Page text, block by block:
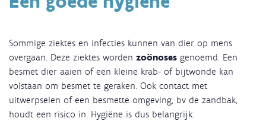
Sommige ziektes en infecties kunnen van dier op mens
overgaan. Deze ziektes worden zoönoses genoemd. Een
besmet dier aaien of een kleine krab- of bijtwonde kan
volstaan om besmet te geraken. Ook contact met
uitwerpselen of een besmette omgeving, bv de zandbak,
houdt een risico in. Hygiëne is dus belangrijk: